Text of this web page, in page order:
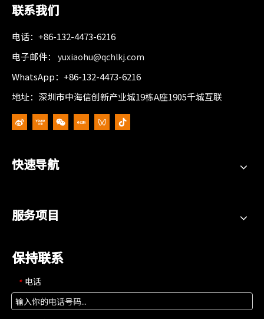
联系我们
电话：+86-132-4473-6216
电子邮件： yuxiaohu@qchlkj.com
WhatsApp：+86-132-4473-6216
地址：深圳市中海信创新产业城19栋A座1905千城互联
快速导航
服务项目
保持联系
* 电话